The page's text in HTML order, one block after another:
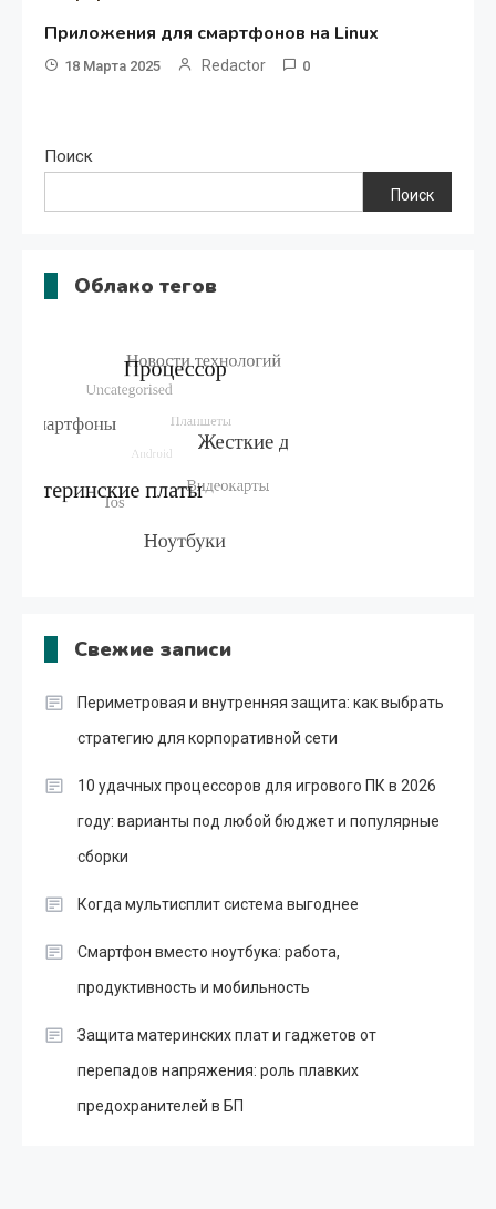
Приложения для смартфонов на Linux
18 Марта 2025 Redactor 0
Поиск
Поиск
Облако тегов
Свежие записи
Периметровая и внутренняя защита: как выбрать
стратегию для корпоративной сети
10 удачных процессоров для игрового ПК в 2026
году: варианты под любой бюджет и популярные
сборки
Когда мультисплит система выгоднее
Смартфон вместо ноутбука: работа,
продуктивность и мобильность
Защита материнских плат и гаджетов от
перепадов напряжения: роль плавких
предохранителей в БП